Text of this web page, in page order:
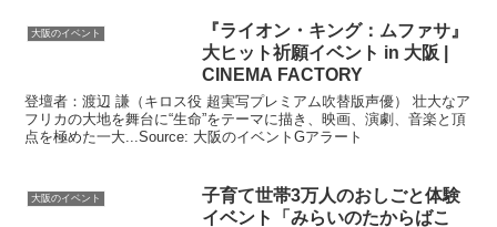
大阪のイベント
『ライオン・キング：ムファサ』
大ヒット祈願イベント in 大阪
CINEMA FACTORY
登壇者：渡辺 謙（キロス役 超実写プレミアム吹替版声優） 壮大なア
フリカの大地を舞台に“生命”をテーマに描き、映画、演劇、音楽と頂
点を極めた一大...Source: 大阪のイベントGアラート
大阪のイベント
子育て世帯3万人のおしごと体験
イベント
「みらいのたからばこ